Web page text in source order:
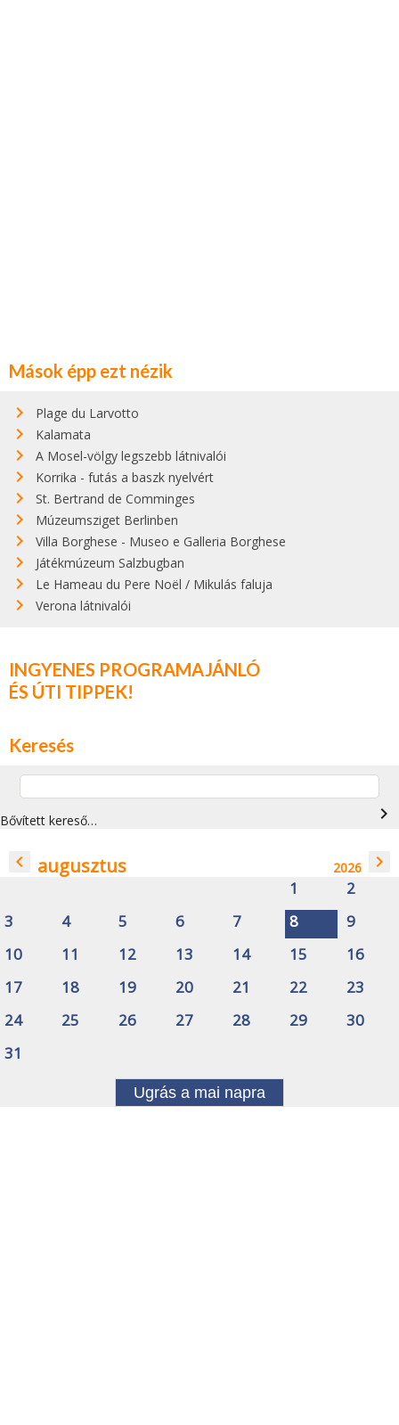
Mások épp ezt nézik
Plage du Larvotto
Kalamata
A Mosel-völgy legszebb látnivalói
Korrika - futás a baszk nyelvért
St. Bertrand de Comminges
Múzeumsziget Berlinben
Villa Borghese - Museo e Galleria Borghese
Játékmúzeum Salzbugban
Le Hameau du Pere Noël / Mikulás faluja
Verona látnivalói
INGYENES PROGRAMAJÁNLÓ
ÉS ÚTI TIPPEK!
Keresés
Bővített kereső… navigate_next
navigate_before augusztus 2026 navigate_next
1
2
3
4 5 6 7 8
9
10
11 12 13 14 15
16
17
18 19 20 21 22
23
24
25 26 27 28 29
30
31
Ugrás a mai napra